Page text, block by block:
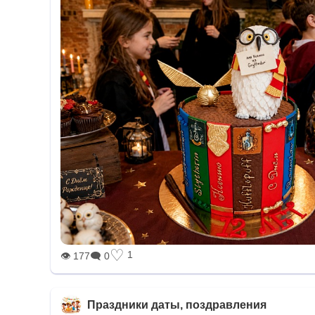
👁 177🗨 0♡ 1
Праздники даты, поздравления